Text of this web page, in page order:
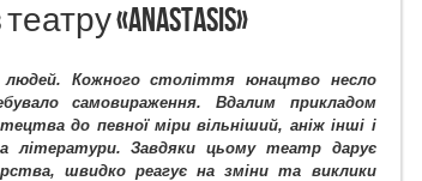
«Anastasis»
людей. Кожного століття юнацтво несло
самовираження. Вдалим прикладом
до певної міри вільніший, аніж інші і
літератури. Завдяки цьому театр дарує
швидко реагує на зміни та виклики